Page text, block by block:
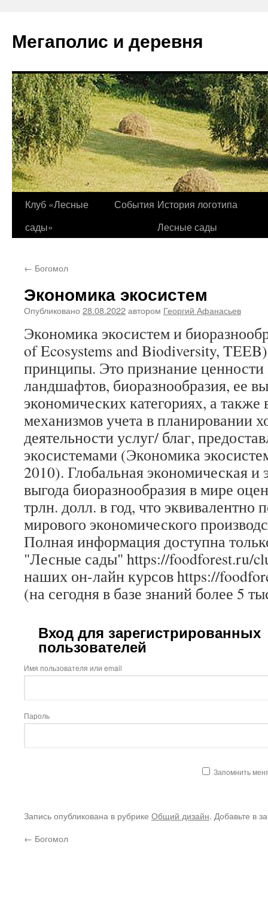
содержимому
Мегаполис и деревня
Клуб «Лесные
сады»
События История логотипа
Лесные сады
← Богомол
Экономика экосистем
Опубликовано 28.08.2022автором Георгий Афанасьев
Экономика экосистем и
of Ecosystems and Biodiversity,
принципы. Это признание ценности
ландшафтов, биоразнообразия, ее
экономических категориях, а также
механизмов учета в планировании
деятельности услуг/ благ,
экосистемами (Экономика
2010). Глобальная экономическая и
выгода биоразнообразия в мире
трлн. долл. в год, что эквивалентно
мирового экономического
Полная информация доступна
"Лесные сады" https://foodforest.ru/
наших он-лайн курсов https://
(на сегодня в базе знаний более 5
Вход для зарегистрированных
пользователей
Имя пользователя или email
Пароль
Запомнить
Запись опубликована в рубрике Общий дизайн. Добавьте в
← Богомол